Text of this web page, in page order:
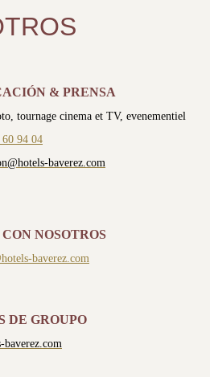
& PRENSA
tournage cinema et TV, evenementiel
94 04
baverez.com
NOSOTROS
baverez.com
DE GROUPO
baverez.com